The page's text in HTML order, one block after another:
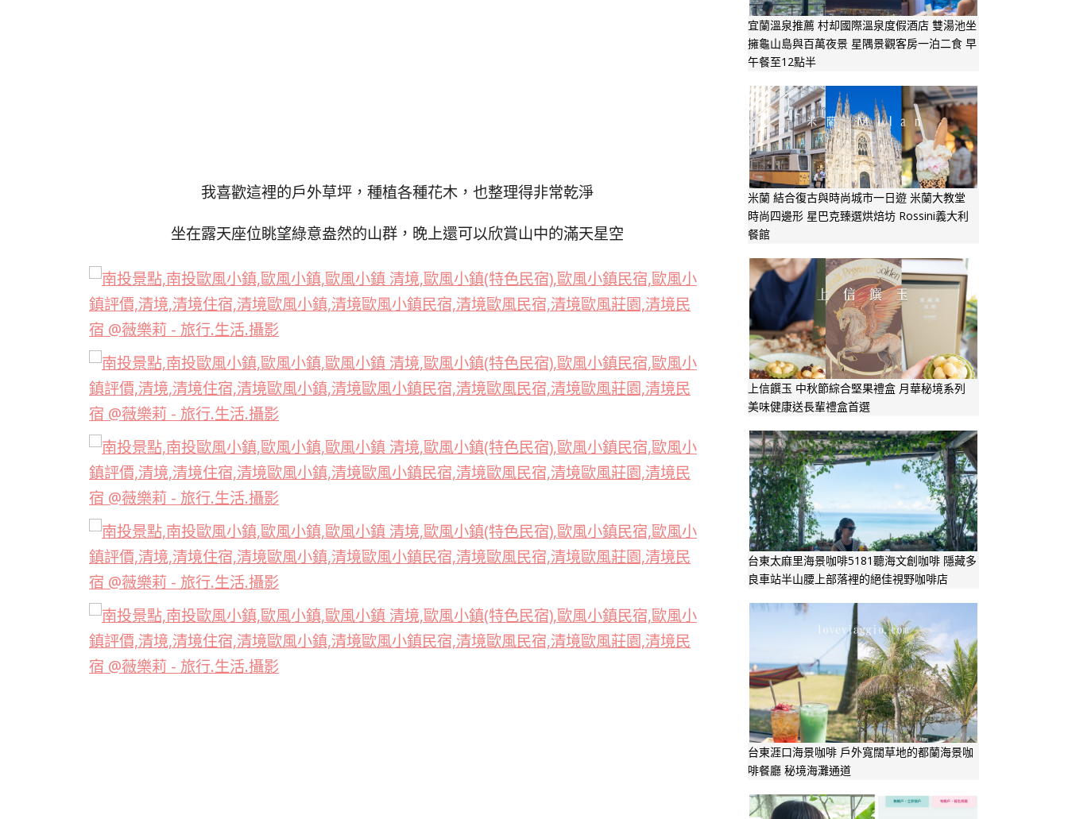
我喜歡這裡的戶外草坪，種植各種花木，也整理得非常乾淨
坐在露天座位眺望綠意盎然的山群，晚上還可以欣賞山中的滿天星空
宜蘭溫泉推薦 村却國際溫泉度假酒店 雙湯池坐
擁龜山島與百萬夜景 星隅景觀客房一泊二食 早
午餐至12點半
米蘭 結合復古與時尚城市一日遊 米蘭大教堂
時尚四邊形 星巴克臻選烘焙坊 Rossini義大利
餐館
上信饌玉 中秋節綜合堅果禮盒 月華秘境系列
美味健康送長輩禮盒首選
台東太麻里海景咖啡5181聽海文創咖啡 隱藏多
良車站半山腰上部落裡的絕佳視野咖啡店
台東涯口海景咖啡 戶外寬闊草地的都蘭海景咖
啡餐廳 秘境海灘通道